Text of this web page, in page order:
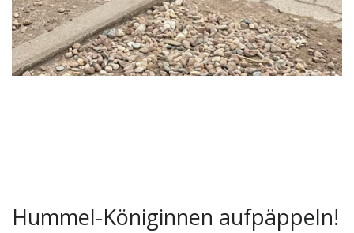
Hummel-Königinnen aufpäppeln!